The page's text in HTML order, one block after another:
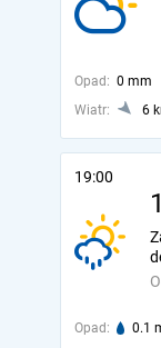
Opad: 0 mm
Wiatr:
6
19:00
Opad: 0.1